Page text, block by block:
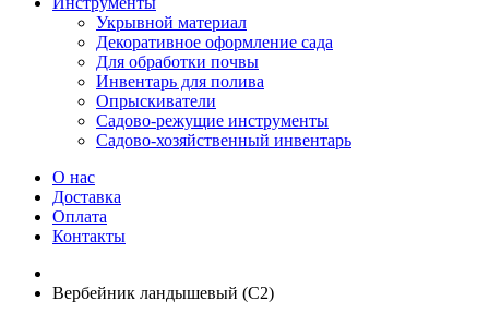
Укрывной материал
Декоративное оформление сада
Для обработки почвы
Инвентарь для полива
Опрыскиватели
Садово-режущие инструменты
Садово-хозяйственный инвентарь
О нас
Доставка
Оплата
Контакты
Вербейник ландышевый (С2)